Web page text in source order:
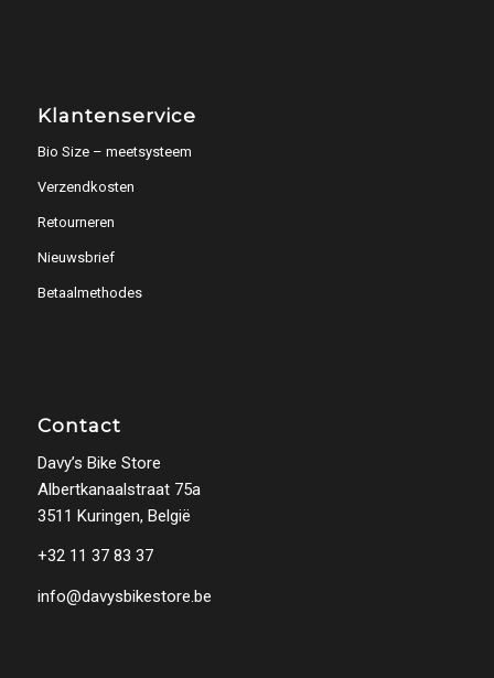
Klantenservice
Bio Size – meetsysteem
Verzendkosten
Retourneren
Nieuwsbrief
Betaalmethodes
Contact
Davy’s Bike Store
Albertkanaalstraat 75a
3511 Kuringen, België
+32 11 37 83 37
info@davysbikestore.be